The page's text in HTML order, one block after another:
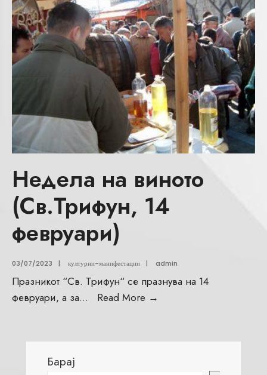
Недела на виното
(Св.Трифун, 14
февруари)
03/07/2023 | културни-манифестации | admin
Празникот “Св. Трифун“ се празнува на 14
февруари, а за... Read More →
Барај